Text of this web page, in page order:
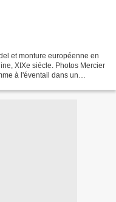
et monture européenne en
XIXe siécle. Photos Mercier
à l'éventail dans un